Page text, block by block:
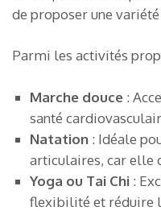
de proposer une variété
Parmi les activités
Marche douce :
santé
Natation : Idéale
articulaires, car elle
Yoga ou Tai Chi :
flexibilité et réduire